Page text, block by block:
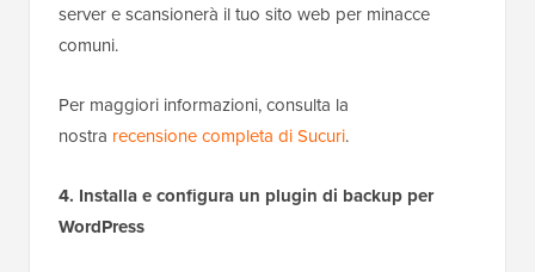
server e scansionerà il tuo sito web per minacce
comuni.
Per maggiori informazioni, consulta la
nostra recensione completa di Sucuri.
4. Installa e configura un plugin di backup per
WordPress